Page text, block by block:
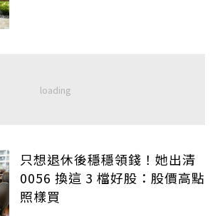
只想退休後穩穩領錢！她出清
0056 換這 3 檔好股：股價高點
照樣買